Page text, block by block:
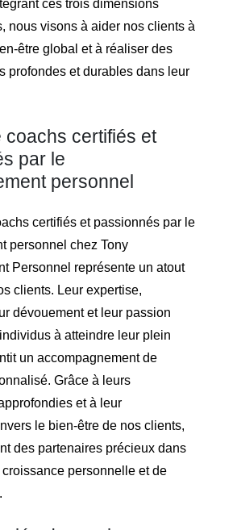
ces trois dimensions
nous visons à aider nos clients à
être global et à réaliser des
profondes et durables dans leur
coachs certifiés et
par le
personnel
certifiés et passionnés par le
personnel chez Tony
Personnel représente un atout
clients. Leur expertise,
dévouement et leur passion
à atteindre leur plein
un accompagnement de
Grâce à leurs
et à leur
le bien-être de nos clients,
des partenaires précieux dans
croissance personnelle et de